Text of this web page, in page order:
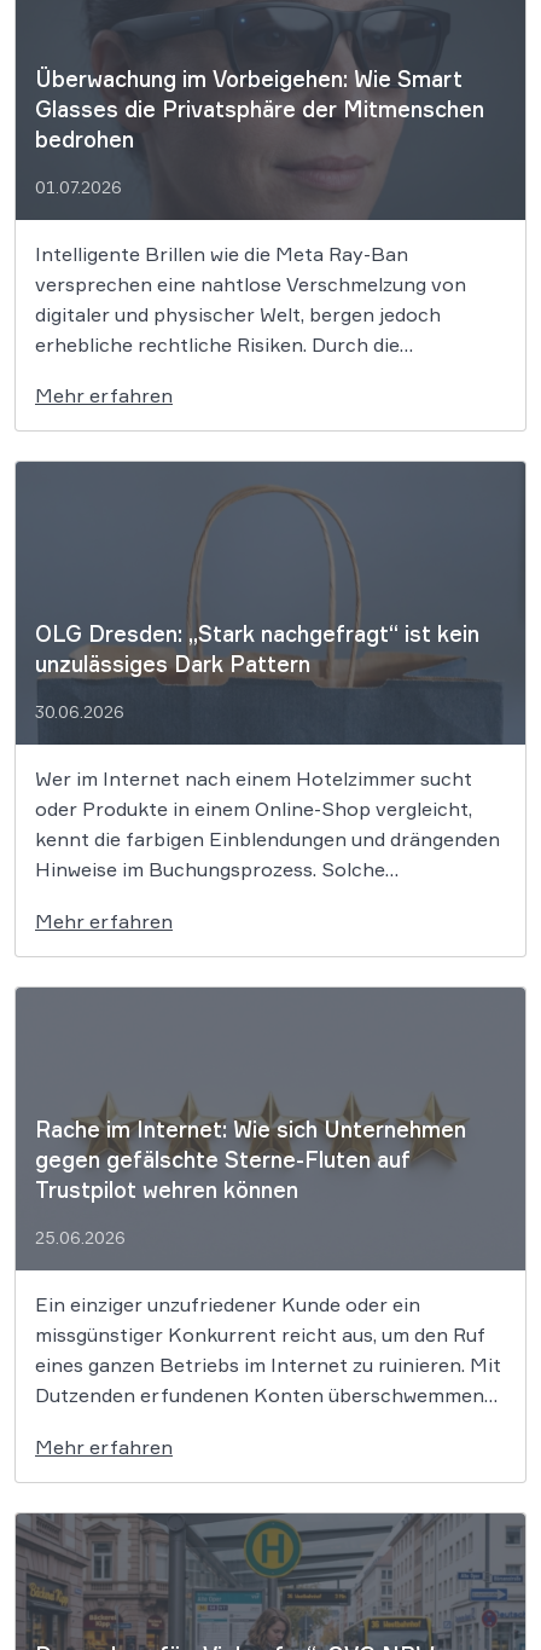
Überwachung im Vorbeigehen: Wie Smart
Glasses die Privatsphäre der Mitmenschen
bedrohen
01.07.2026
Intelligente Brillen wie die Meta Ray-Ban
versprechen eine nahtlose Verschmelzung von
digitaler und physischer Welt, bergen jedoch
erhebliche rechtliche Risiken. Durch die
unbeteiligte Passanten zunehmend in den Fokus
einer permanenten Überwachung. Nun schlagen
Datenschützer Alarm, da die technologische
Entwicklung die gesetzlichen Schutzmechanismen
der informationellen Selbstbestimmung zu
Mehr erfahren
OLG Dresden: „Stark nachgefragt“ ist kein
unzulässiges Dark Pattern
30.06.2026
Wer im Internet nach einem Hotelzimmer sucht
oder Produkte in einem Online-Shop vergleicht,
kennt die farbigen Einblendungen und drängenden
Hinweise im Buchungsprozess. Solche
nach einer aktuellen Entscheidung der Justiz nicht
automatisch rechtswidrig, sofern die
zugrundeliegenden Angaben der Wahrheit
Mehr erfahren
Rache im Internet: Wie sich Unternehmen
gegen gefälschte Sterne-Fluten auf
Trustpilot wehren können
25.06.2026
Ein einziger unzufriedener Kunde oder ein
missgünstiger Konkurrent reicht aus, um den Ruf
eines ganzen Betriebs im Internet zu ruinieren. Mit
Dutzenden erfundenen Konten überschwemmen
schlechten Bewertungen, um gezielten Schaden
anzurichten. Wir erklären ganz einfach, warum
dieses sogenannte „Review-Bombing“ rechtswidrig
ist und wie betroffene Firmen […]
Mehr erfahren